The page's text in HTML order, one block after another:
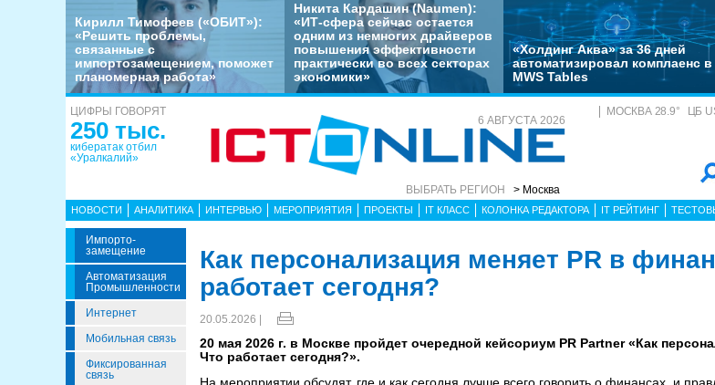
Кирилл Тимофеев («ОБИТ»):
«Решить проблемы,
связанные с
импортозамещением, поможет
планомерная работа»
Никита Кардашин (Naumen):
«ИТ-сфера сейчас остается
одним из немногих драйверов
повышения эффективности
практически во всех секторах
экономики»
«Холдинг Аква» за 36 дней
автоматизировал комплаенс в
MWS Tables
ЦИФРЫ ГОВОРЯТ
250 тыс.
кибератак отбил
«Уралкалий»
6 АВГУСТА 2026
ВЫБРАТЬ РЕГИОН > Москва
МОСКВА 28.9° ЦБ
НОВОСТИ АНАЛИТИКА ИНТЕРВЬЮ МЕРОПРИЯТИЯ ПРОЕКТЫ IT КЛАСС КОЛОНКА РЕДАКТОРА IT РЕЙТИНГ
Импорто­
Замещение
Автоматизация
Промышленности
Интернет
Мобильная связь
Фиксированная
связь
Как персонализация меняет PR в
работает сегодня?
20.05.2026 |
20 мая 2026 г. в Москве пройдет очередной кейсориум PR Partner «Как
Что работает сегодня?».